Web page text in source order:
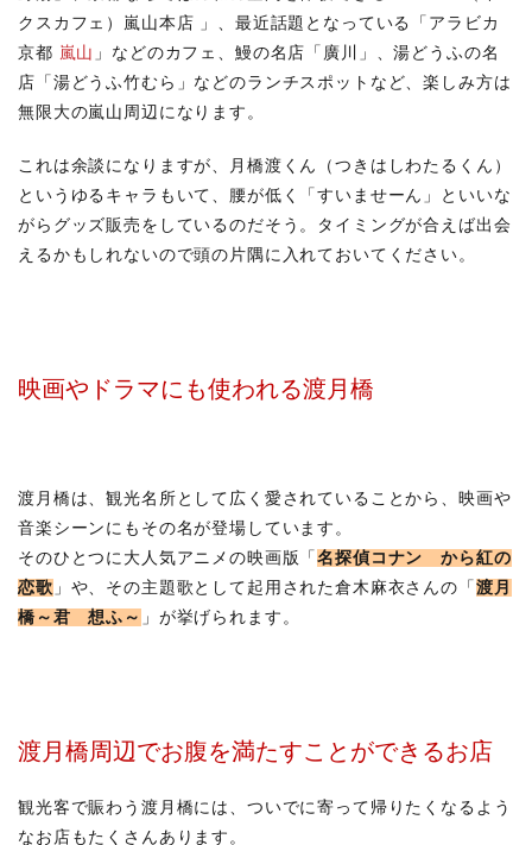
クスカフェ）嵐山本店 」、最近話題となっている「アラビカ
京都 嵐山 」などのカフェ、鰻の名店「廣川」、湯どうふの名
店「湯どうふ竹むら」などのランチスポットなど、楽しみ方は
無限大の嵐山周辺になります。
これは余談になりますが、月橋渡くん（つきはしわたるくん）
というゆるキャラもいて、腰が低く「すいませーん」といいな
がらグッズ販売をしているのだそう。タイミングが合えば出会
えるかもしれないので頭の片隅に入れておいてください。
映画やドラマにも使われる渡月橋
渡月橋は、観光名所として広く愛されていることから、映画や
音楽シーンにもその名が登場しています。
そのひとつに大人気アニメの映画版「名探偵コナン から紅の
恋歌 」や、その主題歌として起用された倉木麻衣さんの「 渡月
橋～君 想ふ～ 」が挙げられます。
渡月橋周辺でお腹を満たすことができるお店
観光客で賑わう渡月橋には、ついでに寄って帰りたくなるよう
なお店もたくさんあります。